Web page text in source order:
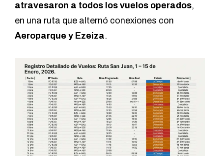
atravesaron a todos los vuelos operados,
en una ruta que alternó conexiones con
Aeroparque y Ezeiza.